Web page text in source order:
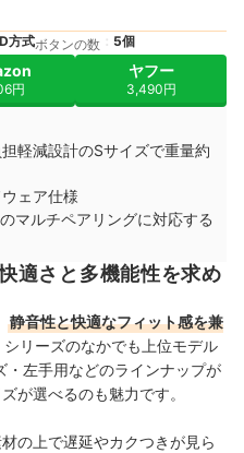
方式ボタンの数 5個
円
ヤフー
3,490円
軽減設計のSサイズで重量約
ェア仕様
マルチペアリングに対応する
適さと多機能性を求め
静音性と快適なフィット感を兼
シリーズのなかでも上位モデル
左手用などのラインナップが
が選べるのも魅力です。
の上で遅延やカクつきが見ら